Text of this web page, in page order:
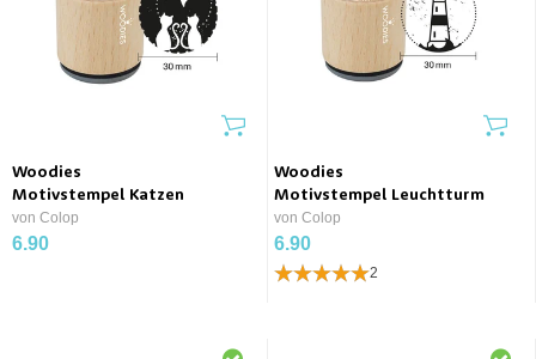
Woodies
Motivstempel Katzen
von Colop
6.90
Woodies
Motivstempel Leuchtturm
von Colop
6.90
2